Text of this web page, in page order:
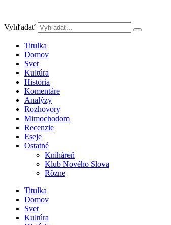
obsah
Vyhľadať
Titulka
Domov
Svet
Kultúra
História
Komentáre
Analýzy
Rozhovory
Mimochodom
Recenzie
Eseje
Ostatné
Kniháreň
Klub Nového Slova
Rôzne
Titulka
Domov
Svet
Kultúra